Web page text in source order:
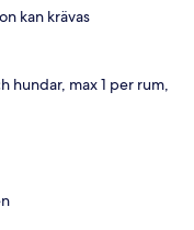
kan krävas
hundar, max 1 per rum,